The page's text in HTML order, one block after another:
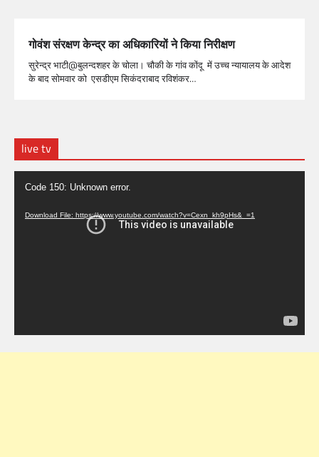
गोवंश संरक्षण केन्द्र का अधिकारियों ने किया निरीक्षण
सुरेन्द्र भाटी@बुलन्दशहर के चोला। चौकी के गांव कोंदू में उच्च न्यायालय के आदेश
के बाद सोमवार को एसडीएम सिकंदराबाद रविशंकर…
live tv
Video
Player
Code 150: Unknown error.
Download File: https://www.youtube.com/watch?v=Cexn_kh9pHs&_=1